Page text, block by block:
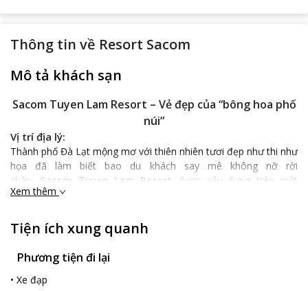
Thông tin về Resort Sacom
Mô tả khách sạn
Sacom Tuyen Lam Resort – Vẻ đẹp của “bông hoa phố
núi”
Vị trí địa lý:
Thành phố Đà Lạt mộng mơ với thiên nhiên tươi đẹp như thi như
họa đã làm biết bao du khách say mê không nỡ rời
chân, Sacom Tuyen Lam Resort​ được xây dựng trên một
không gian rộng lớn với khung cảnh hữu tình của nơi đây, khu
cho chuyến du lịch của bạn khi đến với “thành phố tình yêu”.
Nằm cách trung tâm thành phố khoảng 7km và mất chừng hơn
nửa giờ đồng hồ để tới sân bay, resort có vị trí không chỉ thuận
tiện cho việc đi lại mà còn dễ dàng đến với các danh lam thắng
cảnh làm say đắm lòng người của nơi đây như: hồ Xuân Hương,
Xem thêm
Tiện ích xung quanh
Phương tiện đi lại
• Xe đạp